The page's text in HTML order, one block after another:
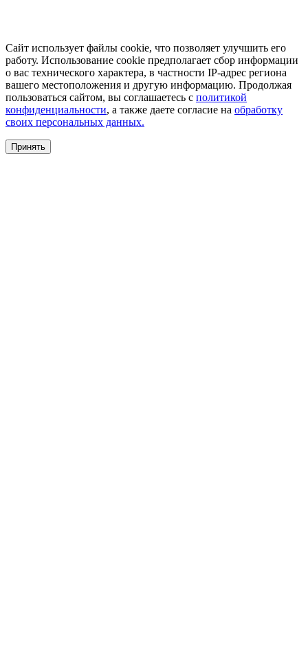
Сайт использует файлы cookie, что позволяет улучшить его
работу. Использование cookie предполагает сбор информации
о вас технического характера, в частности IP-адрес региона
вашего местоположения и другую информацию. Продолжая
пользоваться сайтом, вы соглашаетесь с политикой
конфиденциальности, а также даете согласие на обработку
своих персональных данных.
Принять